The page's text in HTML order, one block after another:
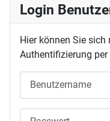
Login
Hier können Sie sich
Authentifizierung
Passwort